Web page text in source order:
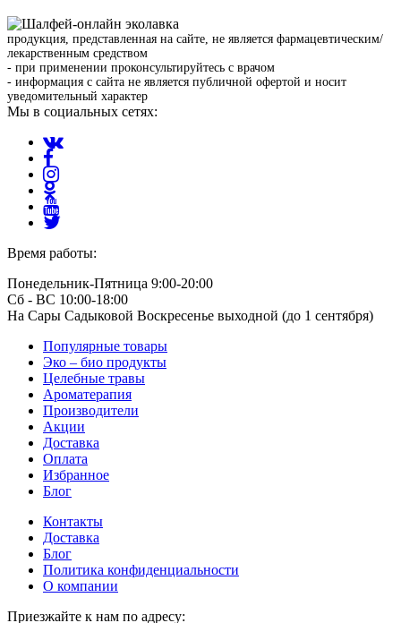
продукция, представленная на сайте, не является фармацевтическим/
лекарственным средством
- при применении проконсультируйтесь с врачом
- информация с сайта не является публичной офертой и носит
уведомительный характер
Мы в социальных сетях:
Время работы:
Понедельник-Пятница 9:00-20:00
Сб - ВС 10:00-18:00
На Сары Садыковой Воскресенье выходной (до 1 сентября)
Популярные товары
Эко – био продукты
Целебные травы
Ароматерапия
Производители
Акции
Доставка
Оплата
Избранное
Блог
Контакты
Доставка
Блог
Политика конфиденциальности
О компании
Приезжайте к нам по адресу: